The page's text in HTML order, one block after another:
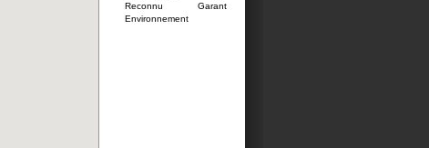
Reconnu Garant
Environnement